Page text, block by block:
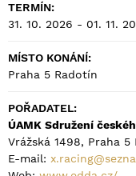
TERMÍN:
31. 10. 2026 - 01. 11.
MÍSTO KONÁNÍ:
Praha 5 Radotín
POŘADATEL:
ÚAMK Sdružení
Vrážská 1498, Praha 5
E-mail: